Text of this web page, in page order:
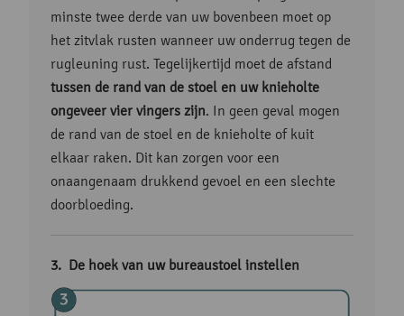
minste twee derde van uw bovenbeen moet op
het zitvlak rusten wanneer uw onderrug tegen de
rugleuning rust. Tegelijkertijd moet de afstand
tussen de rand van de stoel en uw knieholte
ongeveer vier vingers zijn. In geen geval mogen
de rand van de stoel en de knieholte of kuit
elkaar raken. Dit kan zorgen voor een
onaangenaam drukkend gevoel en een slechte
doorbloeding.
De hoek van uw bureaustoel instellen